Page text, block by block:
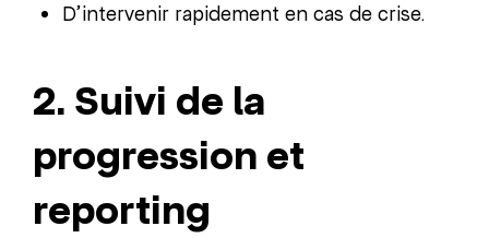
D’intervenir rapidement en cas de crise.
2. Suivi de la
progression et
reporting